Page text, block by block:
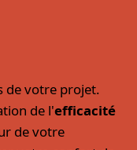
de votre projet.
de l'efficacité
de votre